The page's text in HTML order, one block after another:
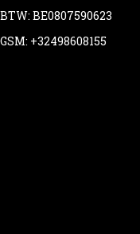
BTW: BE0807590623
GSM: +32498608155